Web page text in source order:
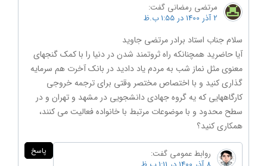
مرتضی رمضانی گفت:
2 آذر 1400 در 1:55 ب.ظ
سلام جناب استاد برادر مرتضی جاوید
آیا حاضرید همچنانکه راه ثروتمند شدن در دنیا را با کمک گنجهای
معنوی مثل نماز شب به مردم یاد دادید در بانک آخرت هم سرمایه
گذاری کنید و با اختصاص مختصر وقتی برای ترجمه خروجی
کارگاههایی که یه گروه جهادی دانشجویی در مشهد و تهران و در
سطح محدود و با موضوعات مرتبط با خانواده فعالیت می کنند،
همکاری کنید؟
پاسخ روابط عمومی گفت: